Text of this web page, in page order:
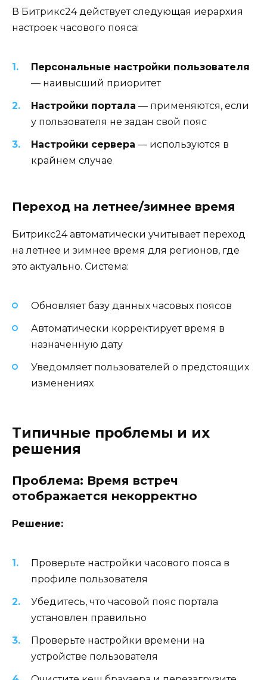
В Битрикс24 действует следующая иерархия
настроек часового пояса:
Персональные настройки пользователя
— наивысший приоритет
Настройки портала — применяются, если
у пользователя не задан свой пояс
Настройки сервера — используются в
крайнем случае
Переход на летнее/зимнее время
Битрикс24 автоматически учитывает переход
на летнее и зимнее время для регионов, где
это актуально. Система:
Обновляет базу данных часовых поясов
Автоматически корректирует время в
назначенную дату
Уведомляет пользователей о предстоящих
изменениях
Типичные проблемы и их
решения
Проблема: Время встреч
отображается некорректно
Решение:
Проверьте настройки часового пояса в
профиле пользователя
Убедитесь, что часовой пояс портала
установлен правильно
Проверьте настройки времени на
устройстве пользователя